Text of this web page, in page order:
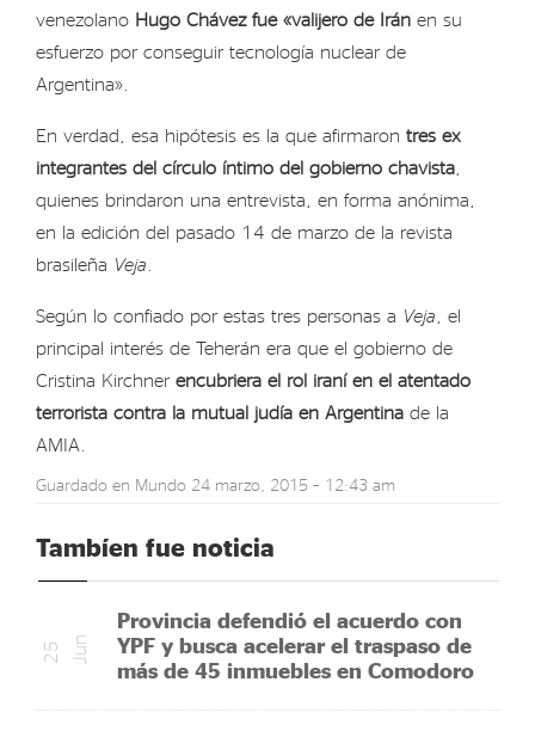
venezolano Hugo Chávez fue «valijero de Irán en su
esfuerzo por conseguir tecnología nuclear de
Argentina».
En verdad, esa hipótesis es la que afirmaron tres ex
integrantes del círculo íntimo del gobierno chavista
quienes brindaron una entrevista, en forma anónima,
en la edición del pasado 14 de marzo de la revista
brasileña Veja
Según lo confiado por estas tres personas a Veja , el
principal interés de Teherán era que el gobierno de
Cristina Kirchner encubriera el rol iraní en el atentado
terrorista contra la mutual judía en Argentina de la
AMIA.
Guardado en Mundo 24 marzo, 2015 – 12:43 am
Tambíen fue noticia
Provincia defendió el acuerdo con
YPF y busca acelerar el traspaso de
más de 45 inmuebles en Comodoro
2
5
J
u n